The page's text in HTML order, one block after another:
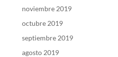
noviembre 2019
octubre 2019
septiembre 2019
agosto 2019